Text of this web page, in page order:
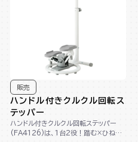
販売
ハンドル付きクルクル回転ス
テッパー
ハンドル付きクルクル回転ステッパー
(FA4126)は、1台2役！踏む×ひねる